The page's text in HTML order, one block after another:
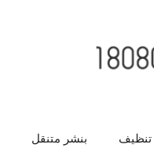
تنظيف بنشر متنقل